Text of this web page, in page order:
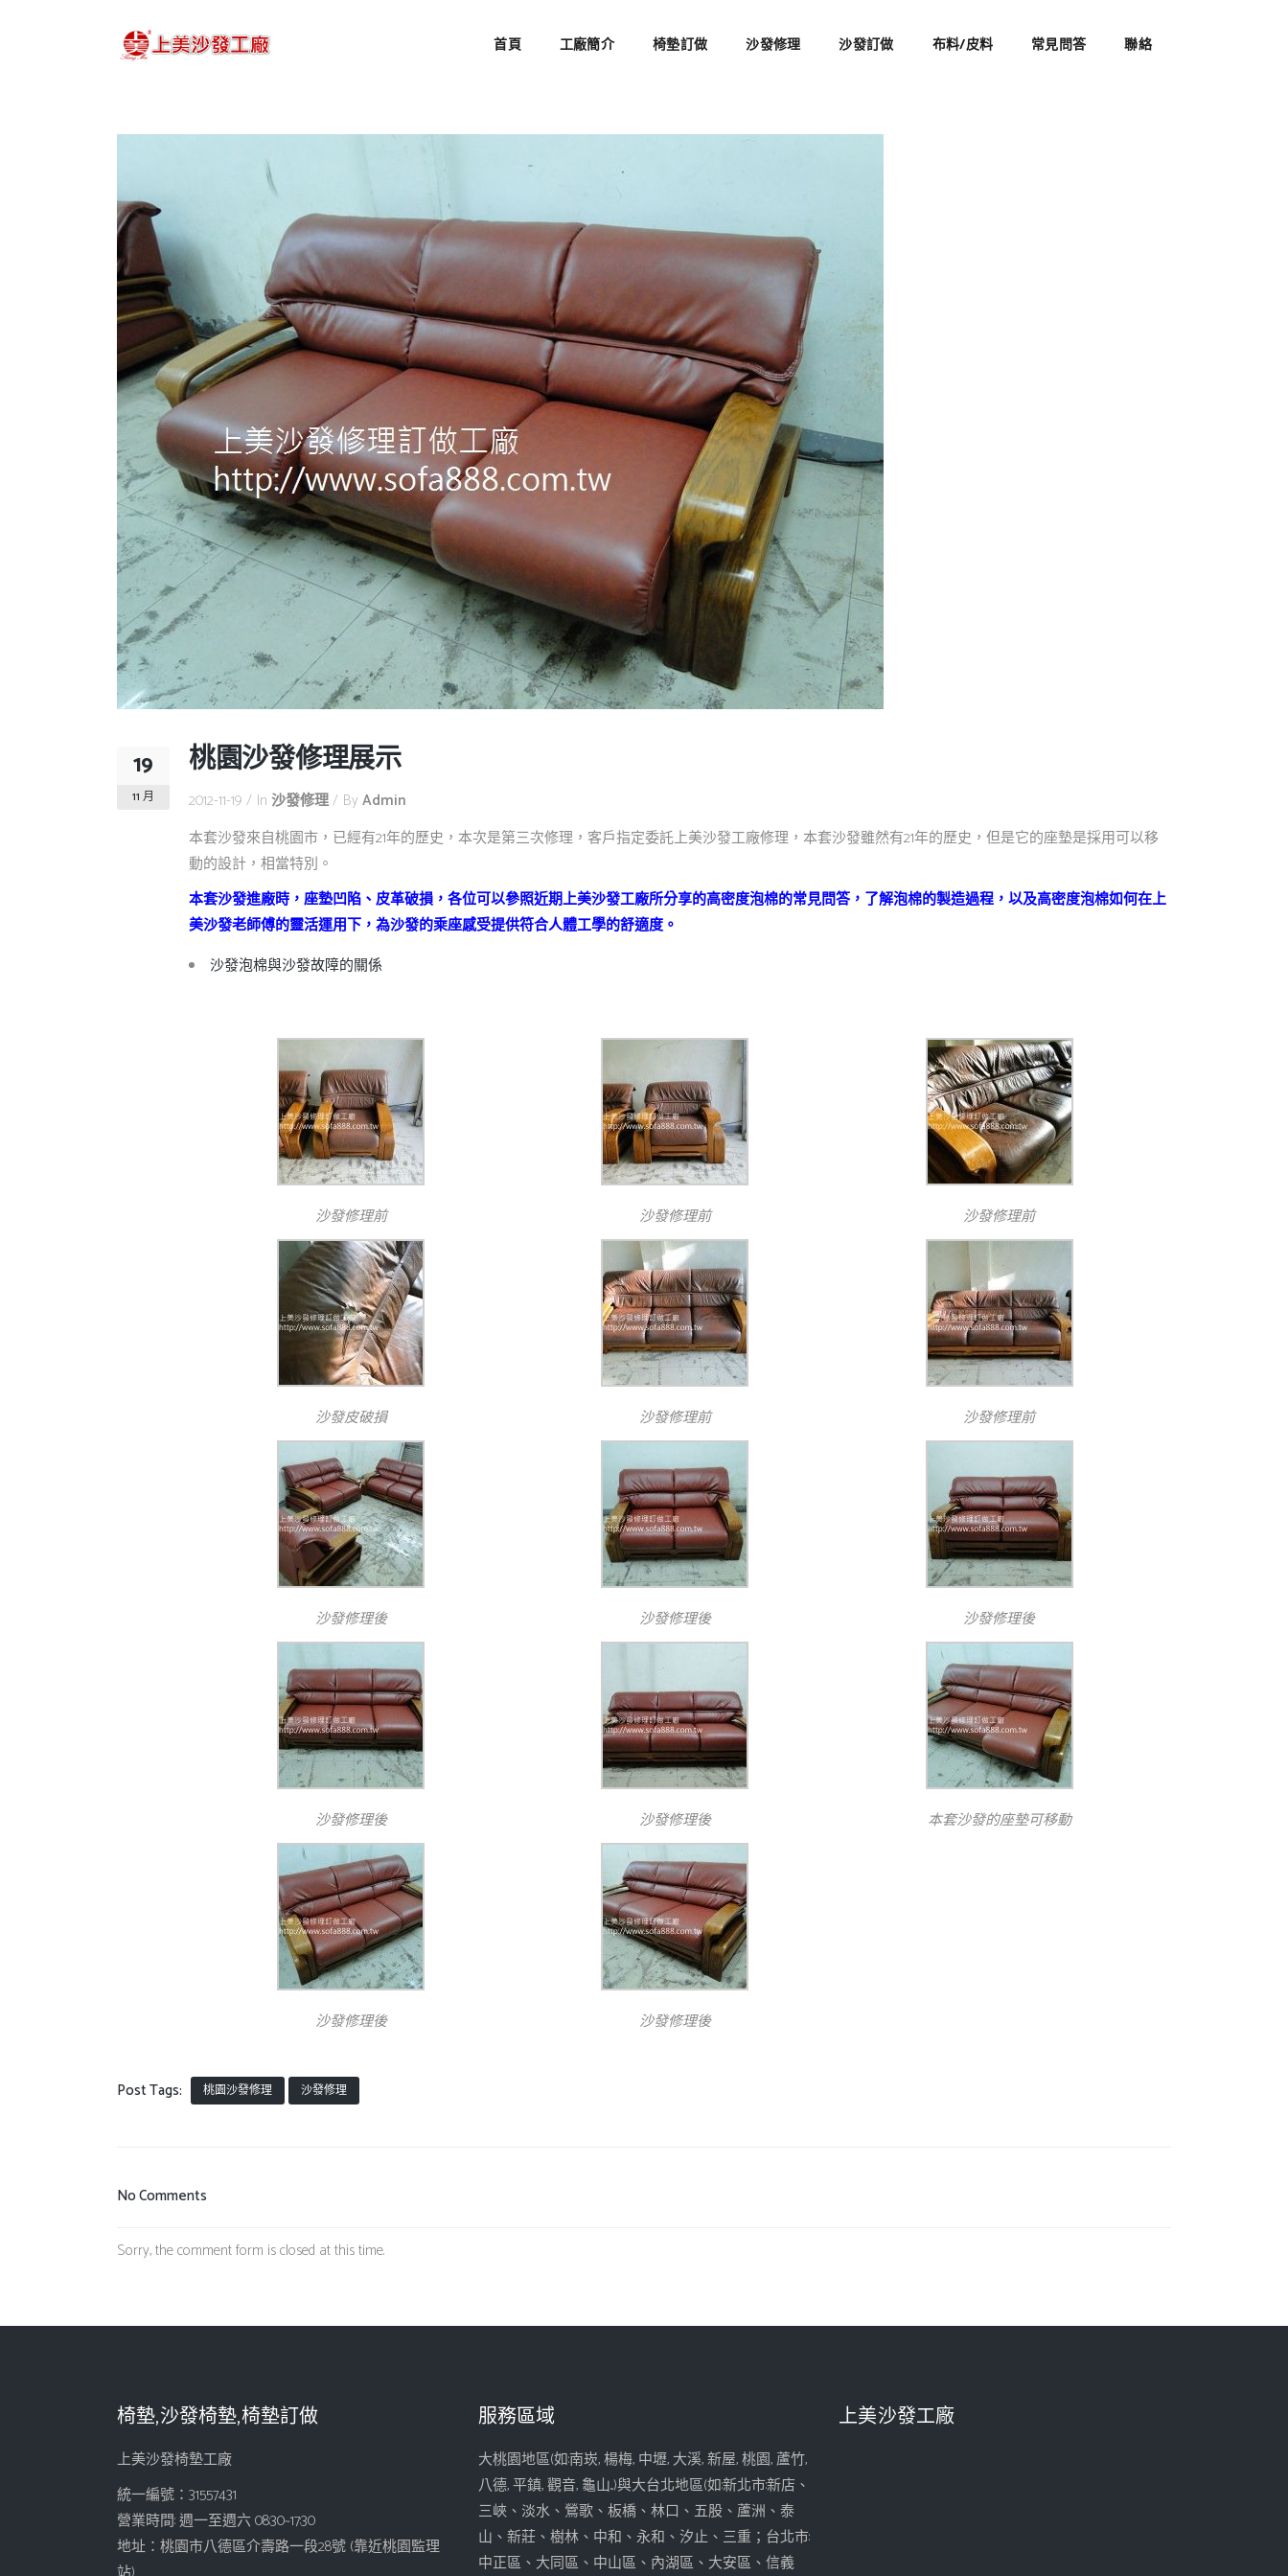
首頁 工廠簡介 椅墊訂做 沙發修理 沙發訂做 布料/皮料 常見問答 聯絡
19
11 月
桃園沙發修理展示
2012-11-19 In 沙發修理 By Admin
本套沙發來自桃園市，已經有21年的歷史，本次是第三次修理，客戶指定委託上美沙發工廠修理，本套沙發雖然有21年的歷史，但是它的座墊是採用可以移
動的設計，相當特別。
本套沙發進廠時，座墊凹陷、皮革破損，各位可以參照近期上美沙發工廠所分享的高密度泡棉的常見問答，了解泡棉的製造過程，以及高密度泡棉如何在上
美沙發老師傅的靈活運用下，為沙發的乘座感受提供符合人體工學的舒適度。
沙發泡棉與沙發故障的關係
沙發修理前 沙發修理前 沙發修理前
沙發皮破損 沙發修理前 沙發修理前
沙發修理後 沙發修理後 沙發修理後
沙發修理後 沙發修理後 本套沙發的座墊可移動
沙發修理後 沙發修理後
Post Tags: 桃園沙發修理 沙發修理
No Comments
Sorry, the comment form is closed at this time.
椅墊,沙發椅墊,椅墊訂做
上美沙發椅墊工廠
統一編號：31557431
營業時間: 週一至週六 08:30~17:30
地址：桃園市八德區介壽路一段28號 (靠近桃園監理
服務區域
大桃園地區(如:南崁, 楊梅, 中壢, 大溪, 新屋, 桃園, 蘆竹,
八德, 平鎮, 觀音, 龜山...)與大台北地區(如:新北市:新店、
三峽、淡水、鶯歌、板橋、林口、五股、蘆洲、泰
山、新莊、樹林、中和、永和、汐止、三重；台北市:
中正區、大同區、中山區、內湖區、大安區、信義
上美沙發工廠